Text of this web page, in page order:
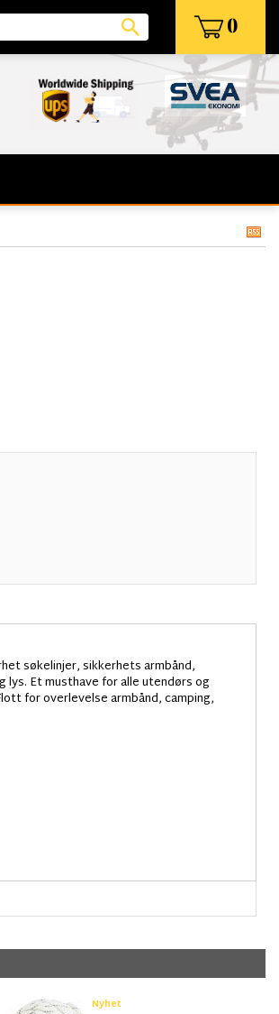
0
søkelinjer, sikkerhets armbånd,
Et musthave for alle utendørs og
for overlevelse armbånd, camping,
Nyhet